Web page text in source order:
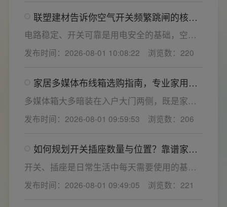
越长越好(因为铜片长度决定了插座距离的大
小，插孔间距越宽二三插同时插入越方便)。
联塑建材告诉你空气开关频繁跳闸的核心
原因与技术对策
电路稳定、开关可靠是用电安全的基础，空开
频繁跳闸大多源于电压波动、配件适配性不足
或防护结构设计缺陷。联塑建材依托成熟的电
电气套装产品，结构设计科学、稳压防护性能
优异，可有效应对电压瞬变、电网波动等场
景，减少无故跳闸、误跳闸等故障问题。
发布时间：2026-08-01 10:08:22 浏览数：220
家居多媒体布线箱选购指南，专业家用开
关电气套装厂家为您详解
多媒体箱大多暗装在入户大门两侧，既是家居
弱电线路的集中收纳载体，也会影响墙面整体
装修美观度，外观颜值、内部空间、模块化功
一站式配齐全屋电气产品，选择综合实力过硬
的家用开关电气套装厂家，可以同时搞定开关
插座、配电箱、多媒体布线箱等全套产品，采
购与售后更省心。
发布时间：2026-08-01 09:59:53 浏览数：206
如何规划开关插座数量与位置？靠谱家用
开关电气套装品牌怎么选？
开关、插座是日常生活中每天需要使用的基础
电气配件。随着家用电器的普及，需要的电源
插座和开关也会越来越多。装修前期除了规划
发布时间：2026-08-01 09:49:05 浏览数：221